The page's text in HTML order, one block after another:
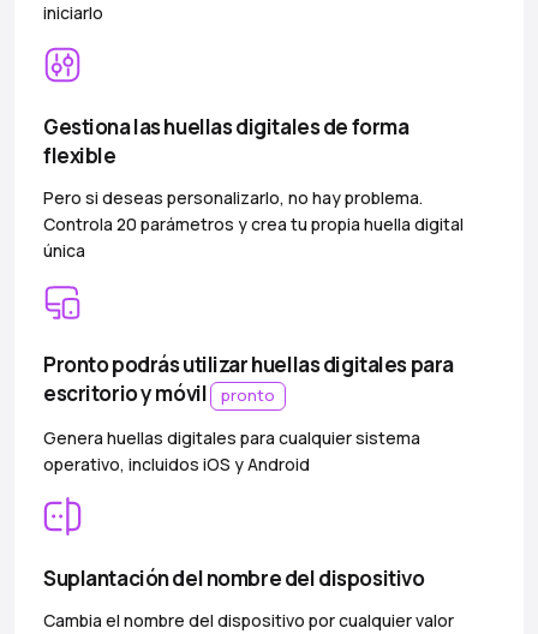
iniciarlo
Gestiona las huellas digitales de forma
flexible
Pero si deseas personalizarlo, no hay problema.
Controla 20 parámetros y crea tu propia huella digital
única
Pronto podrás utilizar huellas digitales para
escritorio y móvil
pronto
Genera huellas digitales para cualquier sistema
operativo, incluidos iOS y Android
Suplantación del nombre del dispositivo
Cambia el nombre del dispositivo por cualquier valor